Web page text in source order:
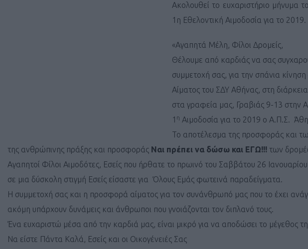
Ακολουθεί το ευχαριστήριο μήνυμα
1η Εθελοντική Αιμοδοσία για το 2019.
«Αγαπητά Μέλη, Φίλοι Δρομείς,
Θέλουμε από καρδιάς να σας
συμμετοχή σας, για την σπάνια κίνηση
Αίματος του ΣΔΥ Αθήνας, στη διάρκεια
στα γραφεία μας, Γραβιάς 9-13 στην
1 η Αιμοδοσία για το 2019 ο Α.Π.Σ.
Το αποτέλεσμα της προσφοράς και
της ανθρώπινης πράξης και προσφοράς Ναι πρέπει να δώσω και ΕΓΩ!!! των
Αγαπητοί Φίλοι Αιμοδότες, Εσείς που ήρθατε το πρωινό του Σαββάτου 26
σε μια δύσκολη στιγμή Εσείς είσαστε για Όλους Εμάς φωτεινά παραδείγματα.
Η συμμετοχή σας και η προσφορά αίματος για τον συνάνθρωπό μας που το έχει
ακόμη υπάρχουν δυνάμεις και άνθρωποι που γνοιάζονται τον διπλανό τους.
Ένα ευχαριστώ μέσα από την καρδιά μας, είναι μικρό για να αποδώσει το μέγεθος
Να είστε Πάντα Καλά, Εσείς και οι Οικογένειές Σας